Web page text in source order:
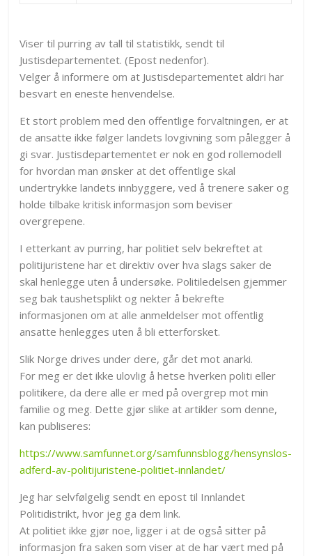
Viser til purring av tall til statistikk, sendt til
Justisdepartementet. (Epost nedenfor).
Velger å informere om at Justisdepartementet aldri har
besvart en eneste henvendelse.
Et stort problem med den offentlige forvaltningen, er at
de ansatte ikke følger landets lovgivning som pålegger å
gi svar. Justisdepartementet er nok en god rollemodell
for hvordan man ønsker at det offentlige skal
undertrykke landets innbyggere, ved å trenere saker og
holde tilbake kritisk informasjon som beviser
overgrepene.
I etterkant av purring, har politiet selv bekreftet at
politijuristene har et direktiv over hva slags saker de
skal henlegge uten å undersøke. Politiledelsen gjemmer
seg bak taushetsplikt og nekter å bekrefte
informasjonen om at alle anmeldelser mot offentlig
ansatte henlegges uten å bli etterforsket.
Slik Norge drives under dere, går det mot anarki.
For meg er det ikke ulovlig å hetse hverken politi eller
politikere, da dere alle er med på overgrep mot min
familie og meg. Dette gjør slike at artikler som denne,
kan publiseres:
https://www.samfunnet.org/samfunnsblogg/hensynslos-
adferd-av-politijuristene-politiet-innlandet/
Jeg har selvfølgelig sendt en epost til Innlandet
Politidistrikt, hvor jeg ga dem link.
At politiet ikke gjør noe, ligger i at de også sitter på
informasjon fra saken som viser at de har vært med på